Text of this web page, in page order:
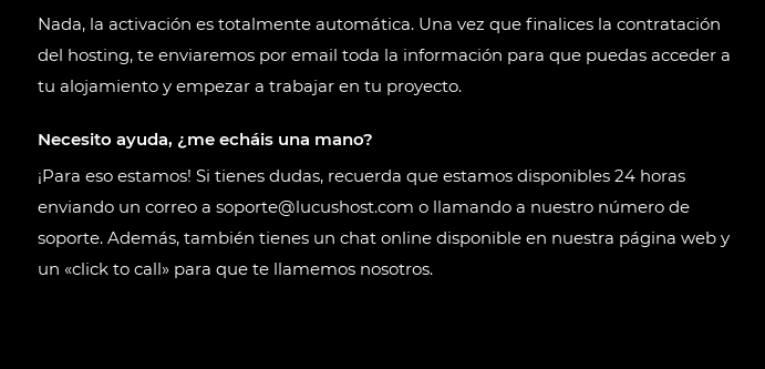
Nada, la activación es totalmente automática. Una vez que finalices la contratación
del hosting, te enviaremos por email toda la información para que puedas acceder a
tu alojamiento y empezar a trabajar en tu proyecto.
Necesito ayuda, ¿me echáis una mano?
¡Para eso estamos! Si tienes dudas, recuerda que estamos disponibles 24 horas
enviando un correo a soporte@lucushost.com o llamando a nuestro número de
soporte. Además, también tienes un chat online disponible en nuestra página web y
un «click to call» para que te llamemos nosotros.